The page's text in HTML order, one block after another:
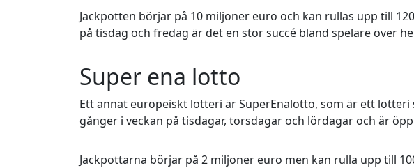
Jackpotten börjar på 10 miljoner euro och kan rullas upp till
på tisdag och fredag är det en stor succé bland spelare över
Super ena lotto
Ett annat europeiskt lotteri är SuperEnalotto, som är ett
gånger i veckan på tisdagar, torsdagar och lördagar och är
Jackpottarna börjar på 2 miljoner euro men kan rulla upp till